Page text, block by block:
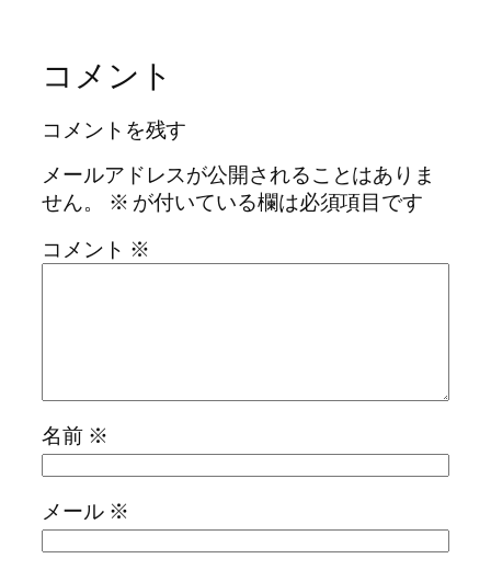
コメント
コメントを残す
メールアドレスが公開されることはありま
せん。
※ が付いている欄は必須項目です
コメント ※
名前 ※
メール ※